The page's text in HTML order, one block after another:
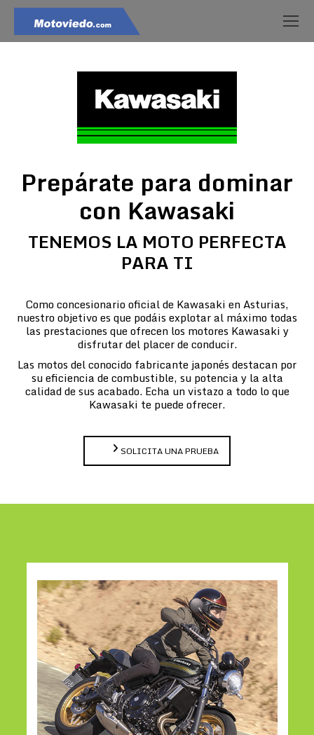
Prepárate para dominar
con Kawasaki
TENEMOS LA MOTO PERFECTA
PARA TI
Como concesionario oficial de Kawasaki en Asturias,
nuestro objetivo es que podáis explotar al máximo todas
las prestaciones que ofrecen los motores Kawasaki y
disfrutar del placer de conducir.
Las motos del conocido fabricante japonés destacan por
su eficiencia de combustible, su potencia y la alta
calidad de sus acabado. Echa un vistazo a todo lo que
Kawasaki te puede ofrecer.
SOLICITA UNA PRUEBA